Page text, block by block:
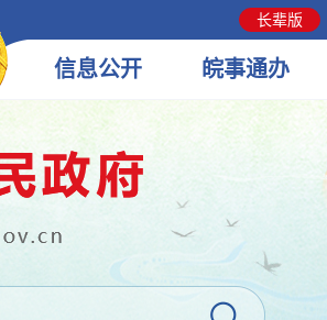
长辈版
信息公开 皖事通办